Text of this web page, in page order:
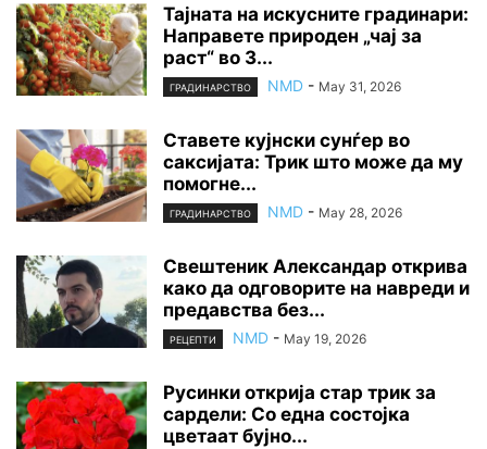
Тајната на искусните градинари:
Направете природен „чај за
раст“ во 3...
ГРАДИНАРСТВО NMD - May 31, 2026
Ставете кујнски сунѓер во
саксијата: Трик што може да му
помогне...
ГРАДИНАРСТВО NMD - May 28, 2026
Свештеник Александар открива
како да одговорите на навреди и
предавства без...
РЕЦЕПТИ NMD - May 19, 2026
Русинки открија стар трик за
сардели: Со една состојка
цветаат бујно...